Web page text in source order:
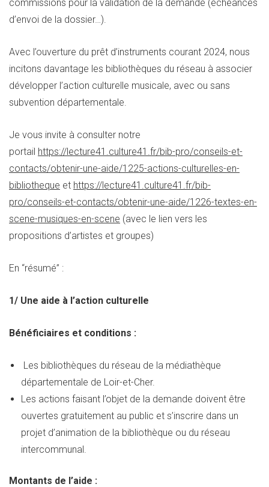
commissions pour la validation de la demande (échéances
d’envoi de la dossier…).
Avec l’ouverture du prêt d’instruments courant 2024, nous
incitons davantage les bibliothèques du réseau à associer
développer l’action culturelle musicale, avec ou sans
subvention départementale.
Je vous invite à consulter notre
portail https://lecture41.culture41.fr/bib-pro/conseils-et-
contacts/obtenir-une-aide/1225-actions-culturelles-en-
bibliotheque et https://lecture41.culture41.fr/bib-
pro/conseils-et-contacts/obtenir-une-aide/1226-textes-en-
scene-musiques-en-scene (avec le lien vers les
propositions d’artistes et groupes)
En “résumé” :
1/ Une aide à l’action culturelle
Bénéficiaires et conditions :
Les bibliothèques du réseau de la médiathèque
départementale de Loir-et-Cher.
Les actions faisant l’objet de la demande doivent être
ouvertes gratuitement au public et s’inscrire dans un
projet d’animation de la bibliothèque ou du réseau
intercommunal.
Montants de l’aide :